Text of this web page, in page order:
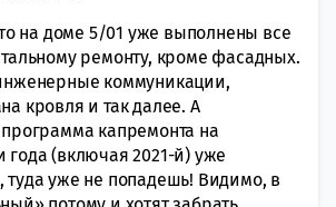
на доме 5/01 уже выполнены все
ремонту, кроме фасадных.
коммуникации,
кровля и так далее. А
капремонта на
(включая 2021-й) уже
уже не попадешь! Видимо, в